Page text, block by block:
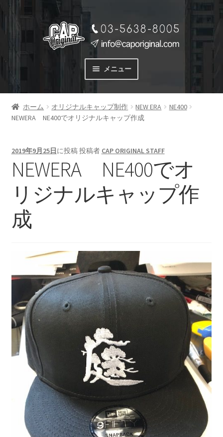
ョ
へ
ス
ッ
プ
へ
キ
ッ
メニュー
サービス
SERVICE
商品一覧
PRODUCTS
制作事例
WORKS
よくある質問
FAQ
ブログ
BLOG
お問い合わせ
CONTACT
ホーム オリジナルキャップ制作 NEW ERA
NE400
NEWERA NE400でオリジナルキャップ作成
2019年9月25日に投稿投稿者 CAP ORIGINAL STAFF
NEWERA NE400でオ
リジナルキャップ作
成